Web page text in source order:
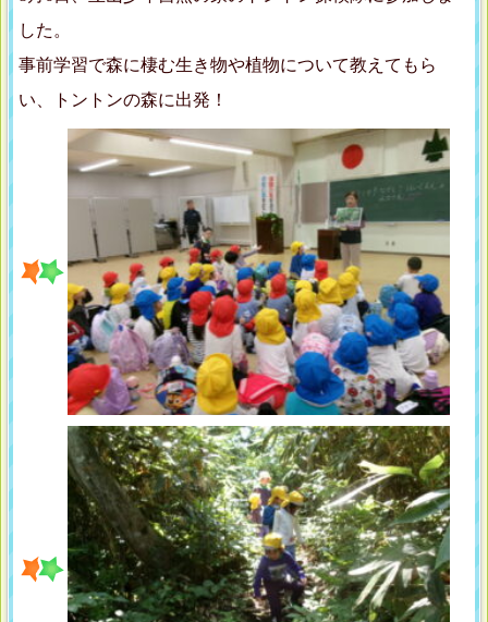
した。
事前学習で森に棲む生き物や植物について教えてもら
い、トントンの森に出発！